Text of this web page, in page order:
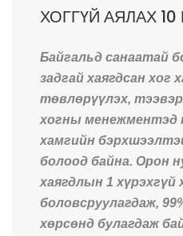
ХОГГҮЙ АЯЛАХ
Байгальд санаатай
задгай хаягдсан хог
төвлөрүүлэх,
хогны менежментэд
хамгийн
болоод байна. Орон
хаягдлын 1 хүрэхгүй
боловсруулагдаж,
хөрсөнд булагдаж